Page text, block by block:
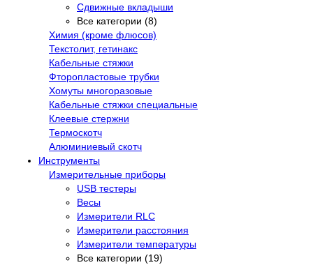
Сдвижные вкладыши
Все категории (8)
Химия (кроме флюсов)
Текстолит, гетинакс
Кабельные стяжки
Фторопластовые трубки
Хомуты многоразовые
Кабельные стяжки специальные
Клеевые стержни
Термоскотч
Алюминиевый скотч
Инструменты
Измерительные приборы
USB тестеры
Весы
Измерители RLC
Измерители расстояния
Измерители температуры
Все категории (19)